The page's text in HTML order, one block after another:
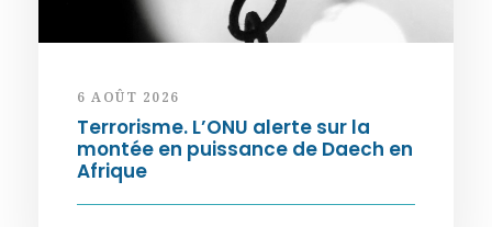
6 AOÛT 2026
Terrorisme. L’ONU alerte sur la
montée en puissance de Daech en
Afrique